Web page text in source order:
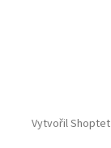
Vytvořil Shoptet